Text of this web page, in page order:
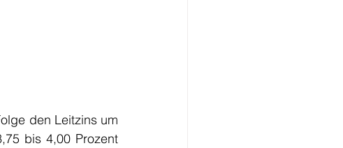
bis 4,00 Prozent